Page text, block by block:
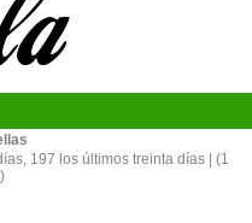
197 los últimos treinta días | (1